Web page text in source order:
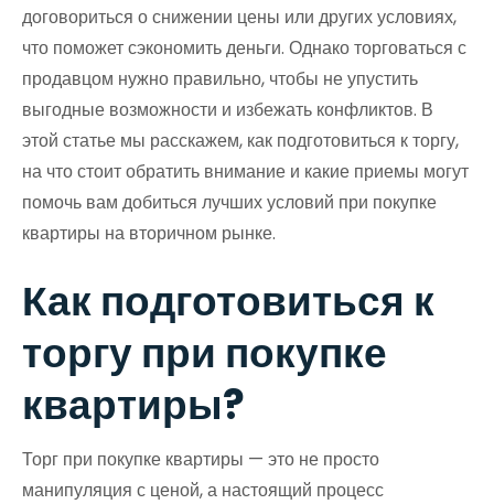
договориться о снижении цены или других условиях,
что поможет сэкономить деньги. Однако торговаться с
продавцом нужно правильно, чтобы не упустить
выгодные возможности и избежать конфликтов. В
этой статье мы расскажем, как подготовиться к торгу,
на что стоит обратить внимание и какие приемы могут
помочь вам добиться лучших условий при покупке
квартиры на вторичном рынке.
Как подготовиться к
торгу при покупке
квартиры?
Торг при покупке квартиры — это не просто
манипуляция с ценой, а настоящий процесс